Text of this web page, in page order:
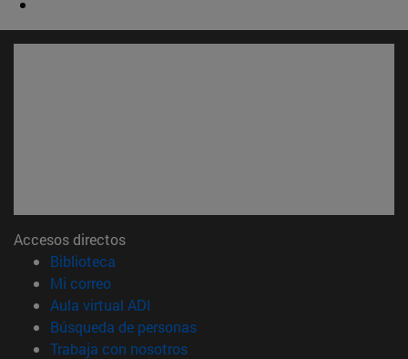
Accesos directos
Biblioteca
Mi correo(abre en nueva ventana)
Aula virtual ADI
Búsqueda de personas(abre en nueva ventana)
Trabaja con nosotros(abre en nueva ventana)